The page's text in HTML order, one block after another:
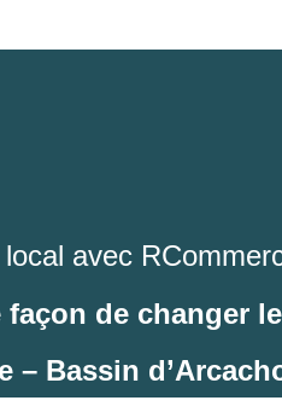
avec
façon de changer
– Bassin